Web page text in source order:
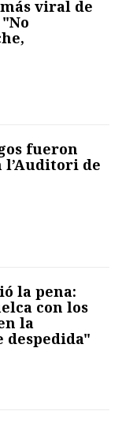
viral de
fueron
l’Auditori de
la pena:
con los
la
despedida"